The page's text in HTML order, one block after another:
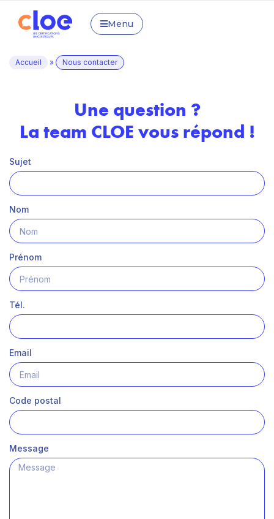
Menu
Accueil » Nous contacter
Une question ?
La team CLOE vous répond !
Sujet
Nom
Prénom
Tél.
Email
Code postal
Message